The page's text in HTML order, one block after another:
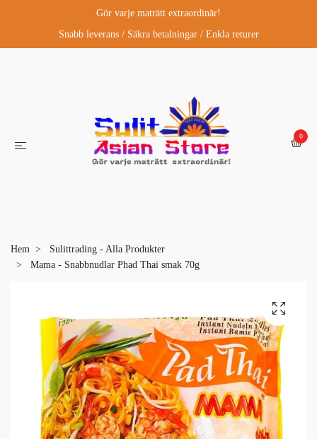
Gör varje maträtt extraordinär!
Snabb leverans / Säkra betalningar / Enkla returer
0
Hem
Sulittrading - Alla Produkter
Mama - Snabbnudlar Phad Thai smak 70g